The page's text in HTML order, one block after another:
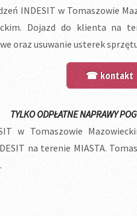
INDESIT w Tomaszowie
Dojazd do klienta na
oraz usuwanie usterek
☎ kontakt
TYLKO ODPŁATNE NAPRAWY
w Tomaszowie
na terenie MIASTA.